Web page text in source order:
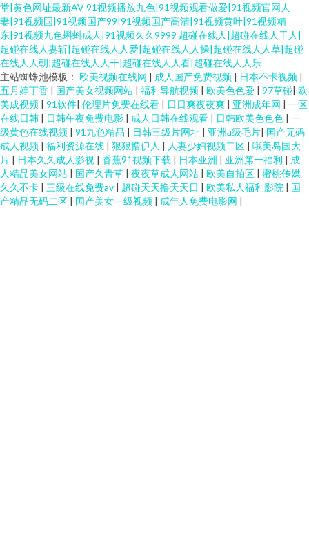
堂|黄色网址最新AV91视频播放九色|91视频观看做爱|91视频官网人
妻|91视频国|91视频国产99|91视频国产高清|91视频黄叶|91视频精
东|91视频九色蝌蚪成人|91视频久久9999 超碰在线人|超碰在线人干人|
超碰在线人妻斩|超碰在线人人爱|超碰在线人人操|超碰在线人人草|超碰
在线人人朝|超碰在线人人干|超碰在线人人看|超碰在线人人乐
主站蜘蛛池模板： 欧美视频在线网 | 成人国产免费视频 | 日本不卡视频 |
五月婷丁香 | 国产美女视频网站 | 福利导航视频 | 欧美色色爱 | 97草碰| 欧
美成视频 | 91软件| 伦理片免费在线看 | 日日爽夜夜爽 | 亚洲成年网 | 一区
在线日韩 | 日韩午夜兔费电影 | 成人日韩在线观看 | 日韩欧美色色色 | 一
级黄色在线视频 | 91九色精品 | 日韩三级片网址 | 亚洲a级毛片| 国产无码
成人视频 | 福利资源在线 | 狠狠撸伊人 | 人妻少妇视频二区 | 哦美岛国大
片 | 日本久久成人影视 | 香蕉91视频下载 | 日本亚洲 | 亚洲第一福利 | 成
人精品美女网站 | 国产久青草 | 夜夜草成人网站 | 欧美自拍区 | 蜜桃传媒
久久不卡 | 三级在线免费av | 超碰天天撸天天日 | 欧美私人福利影院 | 国
产精品无码二区 | 国产美女一级视频 | 成年人免费电影网 |